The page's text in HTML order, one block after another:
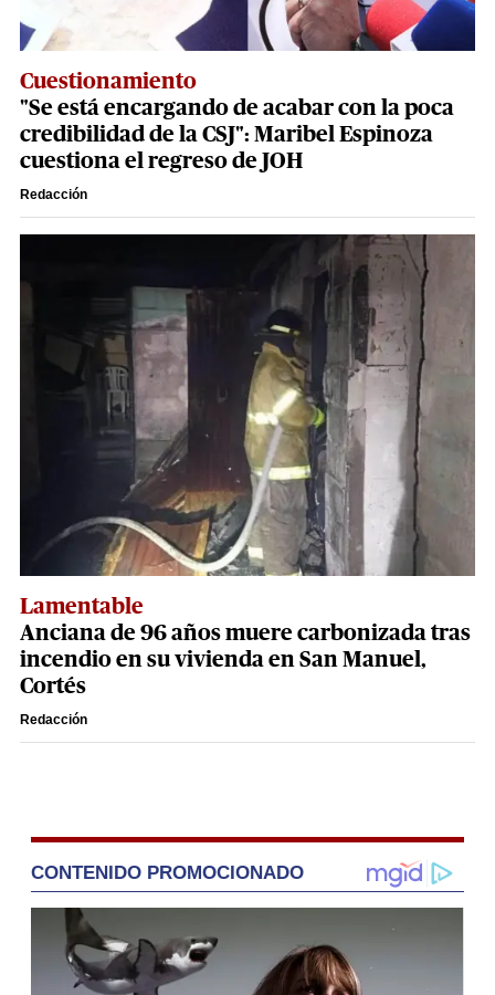
Cuestionamiento
"Se está encargando de acabar con la poca
credibilidad de la CSJ": Maribel Espinoza
cuestiona el regreso de JOH
Redacción
Lamentable
Anciana de 96 años muere carbonizada tras
incendio en su vivienda en San Manuel,
Cortés
Redacción
CONTENIDO PROMOCIONADO